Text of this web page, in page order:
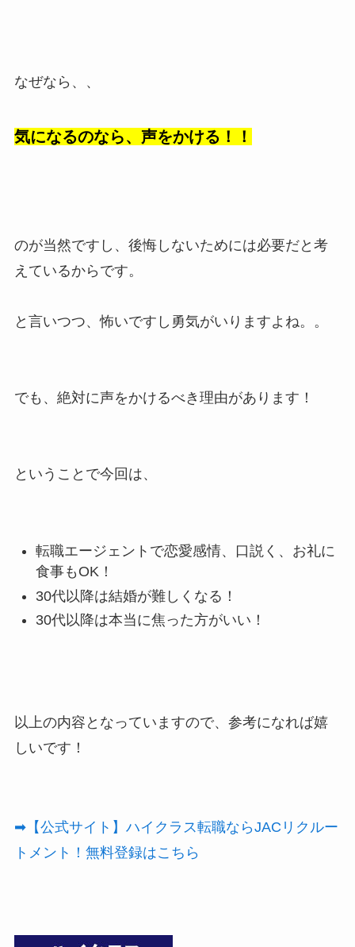
なぜなら、、
気になるのなら、声をかける！！
のが当然ですし、後悔しないためには必要だと考
えているからです。
と言いつつ、怖いですし勇気がいりますよね。。
でも、絶対に声をかけるべき理由があります！
ということで今回は、
転職エージェントで恋愛感情、口説く、お礼に
食事もOK！
30代以降は結婚が難しくなる！
30代以降は本当に焦った方がいい！
以上の内容となっていますので、参考になれば嬉
しいです！
➡【公式サイト】ハイクラス転職ならJACリクルー
トメント！無料登録はこちら